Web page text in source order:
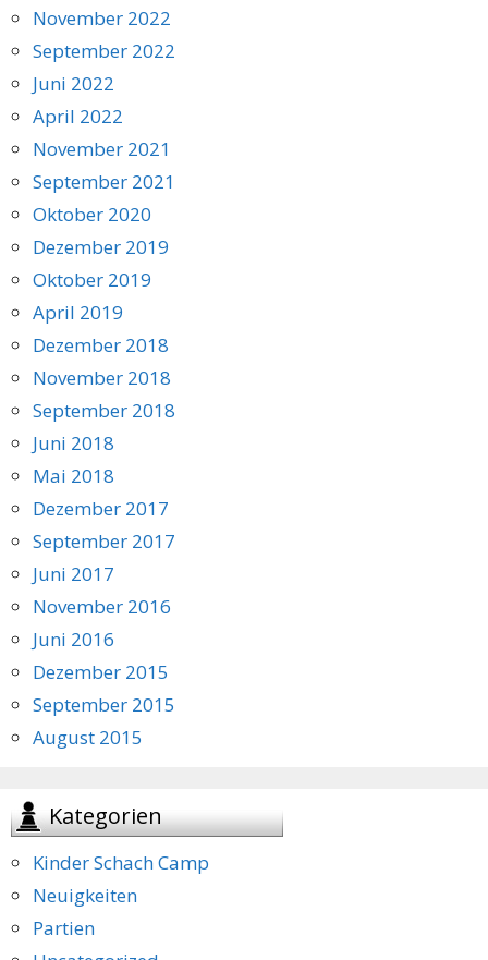
November 2022
September 2022
Juni 2022
April 2022
November 2021
September 2021
Oktober 2020
Dezember 2019
Oktober 2019
April 2019
Dezember 2018
November 2018
September 2018
Juni 2018
Mai 2018
Dezember 2017
September 2017
Juni 2017
November 2016
Juni 2016
Dezember 2015
September 2015
August 2015
Kategorien
Kinder Schach Camp
Neuigkeiten
Partien